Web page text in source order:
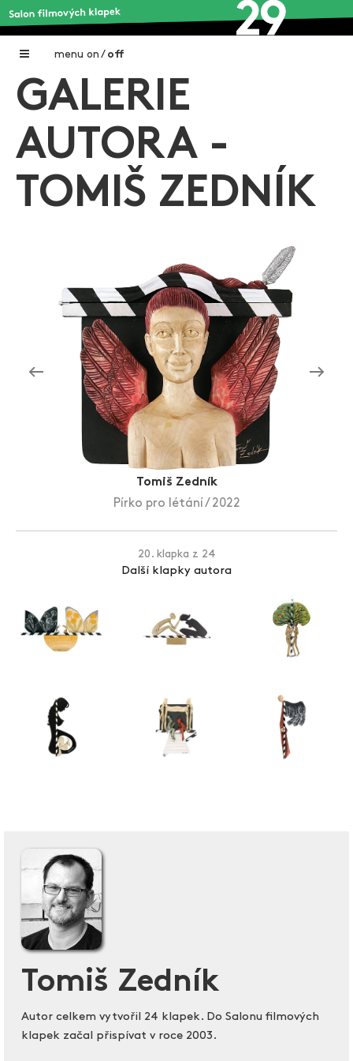
menu on / off
Home
Galerie filmových klapek
Autoři filmových klapek
Aukce filmových klapek
Aktuality
Zlín Film Festival
GALERIE
AUTORA -
TOMIŠ ZEDNÍK
Tomiš Zedník
Pírko pro létání / 2022
20. klapka z 24
Další klapky autora
Tomiš Zedník
Autor celkem vytvořil 24 klapek. Do Salonu filmových
klapek začal přispívat v roce 2003.